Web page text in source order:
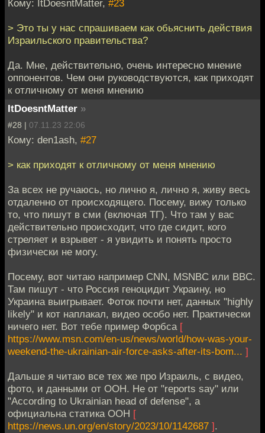
Кому: ItDoesntMatter, #23
> Это ты у нас спрашиваем как обьяснить действия
Израильского правительства?
Да. Мне, действительно, очень интересно мнение
оппонентов. Чем они руководствуются, как приходят
к отличному от меня мнению
ItDoesntMatter »
#28 | 07.11.23 22:06
Кому: den1ash, #27
> как приходят к отличному от меня мнению
За всех не ручаюсь, но лично я, лично я, живу весь
отдаленно от происходящего. Посему, вижу только
то, что пишут в сми (включая ТГ). Что там у вас
действительно происходит, что где сидит, кого
стреляет и взрывет - я увидить и понять просто
физически не могу.
Посему, вот читаю например CNN, MSNBC или BBC.
Там пишут - что Россия геноцидит Украину, но
Украина выигрывает. Фоток почти нет, данных "highly
likely" и кот наплакал, видео особо нет. Практически
ничего нет. Вот тебе пример Форбса [
https://www.msn.com/en-us/news/world/how-was-your-
weekend-the-ukrainian-air-force-asks-after-its-bom... ]
Дальше я читаю все тех же про Израиль, с видео,
фото, и данными от ООН. Не от "reports say" или
"According to Ukrainian head of defense", а
официальна статика ООН [
https://news.un.org/en/story/2023/10/1142687 ].